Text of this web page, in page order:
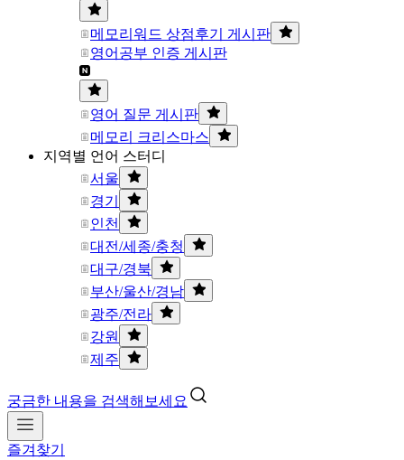
메모리워드 상점후기 게시판
영어공부 인증 게시판
영어 질문 게시판
메모리 크리스마스
지역별 언어 스터디
서울
경기
인천
대전/세종/충청
대구/경북
부산/울산/경남
광주/전라
강원
제주
궁금한 내용을 검색해보세요
즐겨찾기